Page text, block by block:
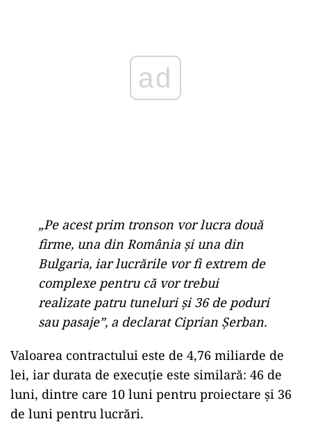
ad
„Pe acest prim tronson vor lucra două
firme, una din România și una din
Bulgaria, iar lucrările vor fi extrem de
complexe pentru că vor trebui
realizate patru tuneluri și 36 de poduri
sau pasaje”, a declarat Ciprian Șerban.
Valoarea contractului este de 4,76 miliarde de
lei, iar durata de execuție este similară: 46 de
luni, dintre care 10 luni pentru proiectare și 36
de luni pentru lucrări.